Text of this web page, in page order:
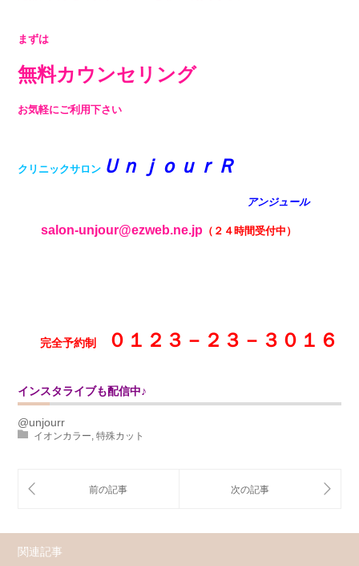
まずは
無料カウンセリング
お気軽にご利用下さい
クリニックサロン ＵｎｊｏｕｒＲ
アンジュール
salon-unjour@ezweb.ne.jp （２４時間受付中）
完全予約制 ０１２３－２３－３０１６
インスタライブも配信中♪
@unjourr
イオンカラー 特殊カット
関連記事